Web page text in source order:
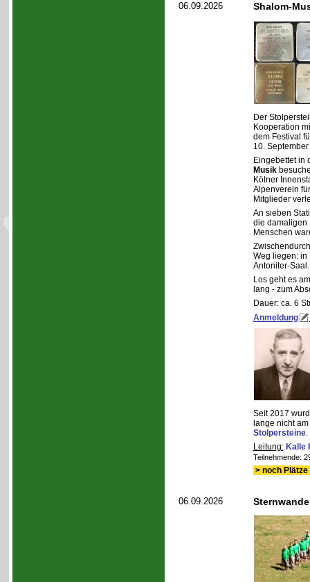
06.09.2026 Shalom-
Der
Kooperation
dem Festival
10.
Eingebettet in
Musik
Kölner
Alpenverein
Mitglieder
An sieben
die damaligen
Menschen
Weg liegen: in
Antoniter-Saal.
Los geht es
lang - zum
Dauer: ca. 6
Anmeldung
Seit 2017
lange nicht
Stolpersteine.
Leitung: Kalle
Teilnehmende:
> noch
06.09.2026